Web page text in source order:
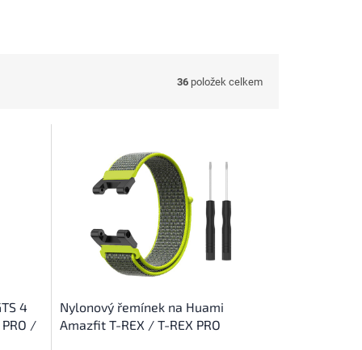
36 položek celkem
4
/
Nylonový řemínek na Huami
Amazfit T-REX / T-REX PRO